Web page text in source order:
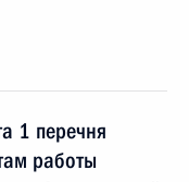
1 перечня
работы